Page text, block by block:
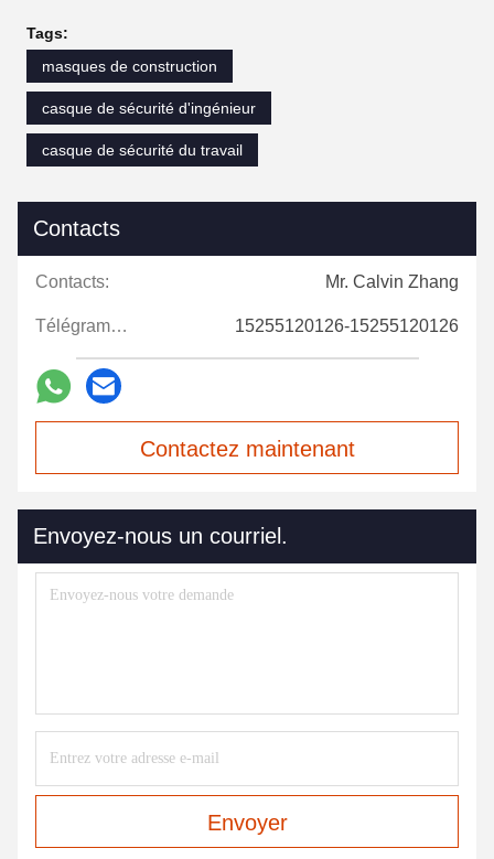
Tags:
masques de construction
casque de sécurité d'ingénieur
casque de sécurité du travail
Contacts
Contacts: Mr. Calvin Zhang
Télégramme: 15255120126-15255120126
Contactez maintenant
Envoyez-nous un courriel.
Envoyer